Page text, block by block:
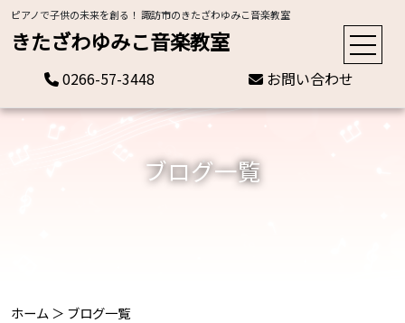
ピアノで子供の未来を創る！ 諏訪市のきたざわゆみこ音楽教室
きたざわゆみこ音楽教室
0266-57-3448 お問い合わせ
ブログ一覧
ホーム ＞ ブログ一覧